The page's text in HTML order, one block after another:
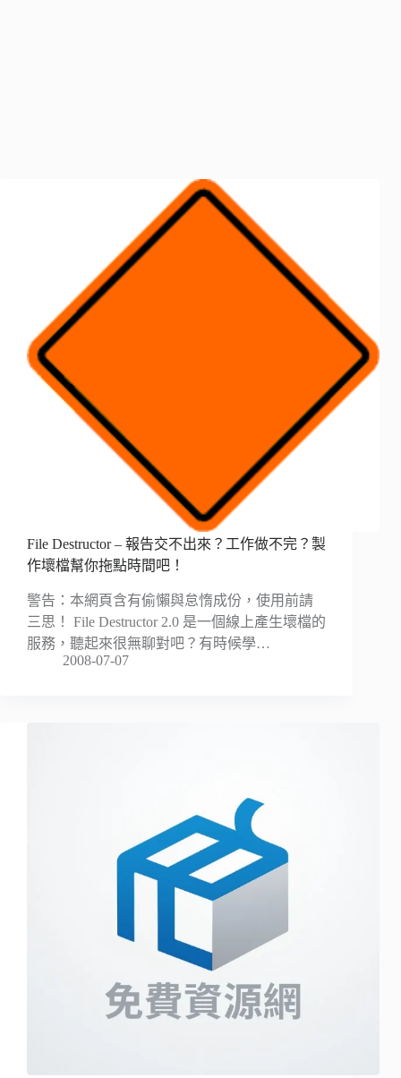
File Destructor – 報告交不出來？工作做不完？製
作壞檔幫你拖點時間吧！
警告：本網頁含有偷懶與怠惰成份，使用前請
三思！ File Destructor 2.0 是一個線上產生壞檔的
服務，聽起來很無聊對吧？有時候學…
2008-07-07